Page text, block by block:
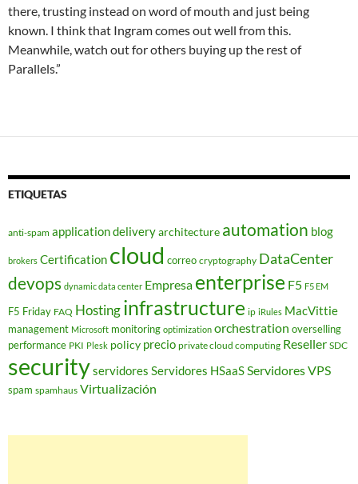
there, trusting instead on word of mouth and just being
known. I think that Ingram comes out well from this.
Meanwhile, watch out for others buying up the rest of
Parallels.”
ETIQUETAS
anti-spam application deliveryarchitecture automation blog
brokers Certification cloud correo cryptography DataCenter
devops dynamic data center Empresa enterprise F5 F5 EM
F5 Friday FAQ Hostinginfrastructure ip iRules MacVittie
management Microsoft monitoring optimization orchestration overselling
performance PKI Plesk policy precio private cloud computing Reseller SDC
securityservidores Servidores HSaaSServidores VPS
spam spamhaus Virtualización